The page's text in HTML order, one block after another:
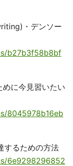
・デンソー
b27b3f58b8bf
めに今見習いたい
8045978b16eb
するための方法
6e9298296852